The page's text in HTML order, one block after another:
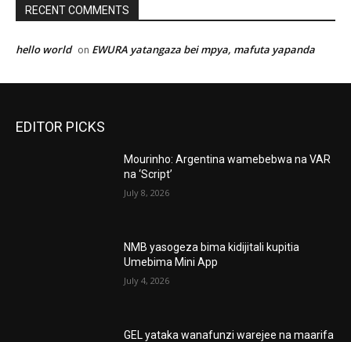
RECENT COMMENTS
hello world on EWURA yatangaza bei mpya, mafuta yapanda
EDITOR PICKS
Mourinho: Argentina wamebebwa na VAR
na ‘Script’
July 8, 2026
NMB yasogeza bima kidijitali kupitia
Umebima Mini App
July 4, 2026
GEL yataka wanafunzi warejee na maarifa